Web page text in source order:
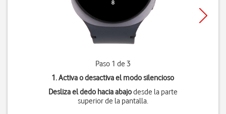
Paso 1 de 3
1. Activa o desactiva el modo silencioso
Desliza el dedo hacia abajodesde la parte
superior de la pantalla.